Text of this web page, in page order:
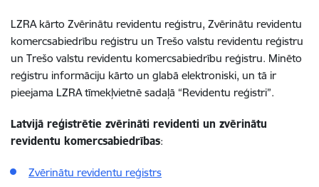
LZRA kārto Zvērinātu revidentu reģistru, Zvērinātu revidentu
komercsabiedrību reģistru un Trešo valstu revidentu reģistru
un Trešo valstu revidentu komercsabiedrību reģistru. Minēto
reģistru informāciju kārto un glabā elektroniski, un tā ir
pieejama LZRA tīmekļvietnē sadaļā “Revidentu reģistri”.
Latvijā reģistrētie zvērināti revidenti un zvērinātu
revidentu komercsabiedrības:
Zvērinātu revidentu reģistrs